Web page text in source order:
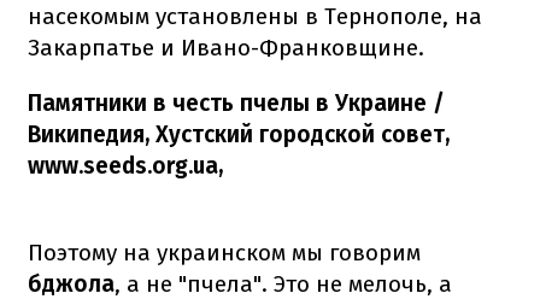
насекомым установлены в Тернополе, на
Закарпатье и Ивано-Франковщине.
Памятники в честь пчелы в Украине /
Википедия, Хустский городской совет,
www.seeds.org.ua,
Поэтому на украинском мы говорим
бджола, а не "пчела". Это не мелочь, а